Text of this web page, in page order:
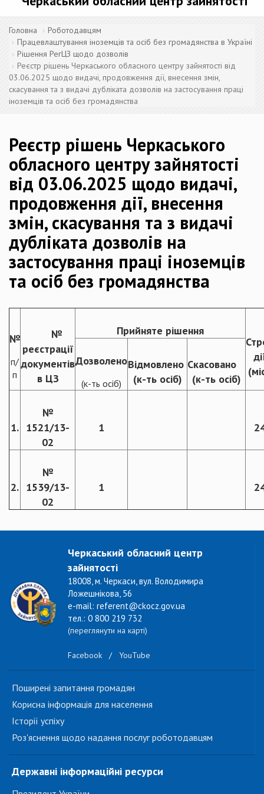
Головна
Роботодавцям
Працевлаштування іноземців та осіб без громадянства в Україні
Рішення РегЦЗ щодо дозволів
Реєстр рішень Черкаського обласного центру зайнятості від
03.06.2025 щодо видачі, продовження дії, внесення змін,
скасування та з видачі дубліката дозволів на застосування праці
іноземців та осіб без громадянства
Реєстр рішень Черкаського
обласного центру зайнятості
від 03.06.2025 щодо видачі,
продовження дії, внесення
змін, скасування та з видачі
дубліката дозволів на
застосування праці іноземців
та осіб без громадянства
№
п/
п
№
реєстрації
документів
в ЦЗ
Прийняте рішення
Дозволено
(к-ть осіб)
Відмовлено
(к-ть осіб)
Скасовано
(к-ть осіб)
1.
№
1521/13-
02
1
2.
№
1539/13-
02
1
Черкаський обласний центр
зайнятості
18008, м. Черкаси, вул. Володимира
Ложешнікова, 56
e-mail: referent@ckocz.gov.ua
тел.: 0 800 219 732
(переглянути на карті)
Facebook / YouTube
Поширені запитання громадян
Корисна інформація для населення
Історії успіху
Роз'яснення щодо надання послуг роботодавцям
Державні інформаційні ресурси